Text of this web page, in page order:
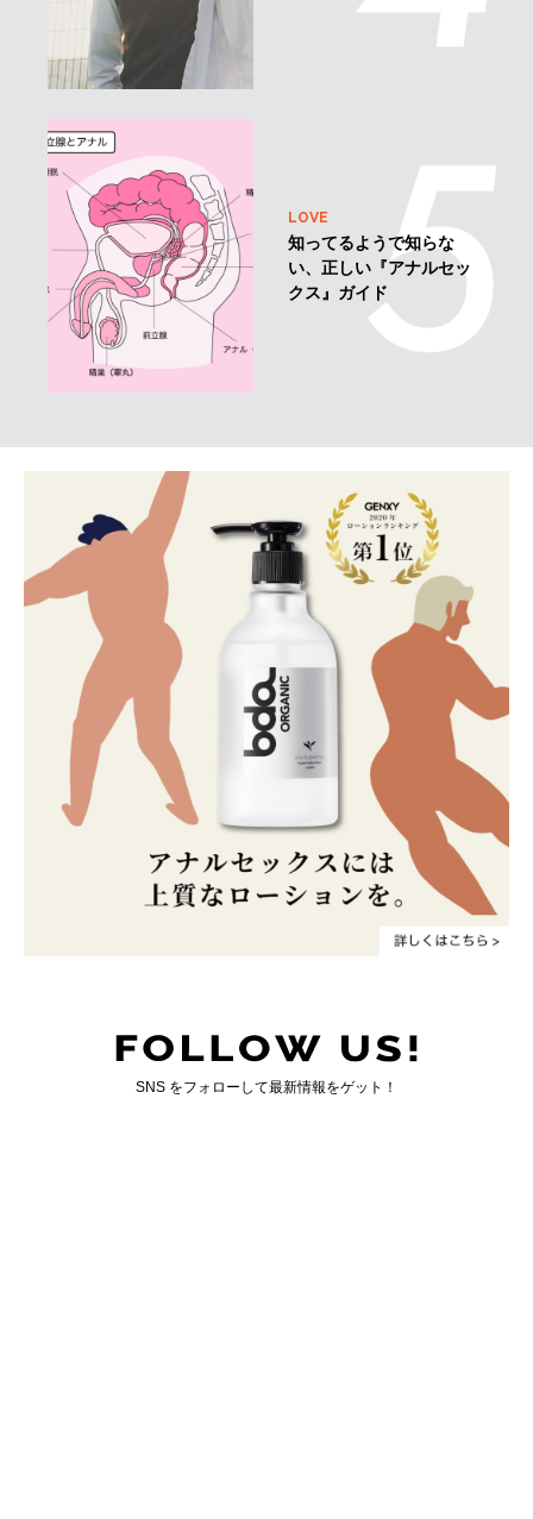
LOVE
知ってるようで知らな
い、正しい『アナルセッ
クス』ガイド
SNS をフォローして最新情報をゲット！